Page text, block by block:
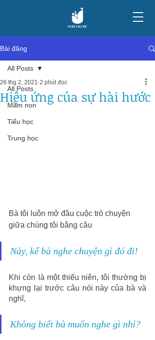
Bài đăng
All Posts
Mầm non
Tiểu học
Trung học
All Posts
Hiệu ứng của sự hài hước
26 thg 2, 2021 2 phút đọc
Bà tôi luôn mở đầu cuộc trò chuyện
giữa chúng tôi bằng câu
Này, kể bà nghe chuyện gì đó đi!
Khi còn là một thiếu niên, tôi thường bị
khựng lại trước câu nói này của bà và
nghĩ,
Không biết bà muốn nghe gì nhỉ?